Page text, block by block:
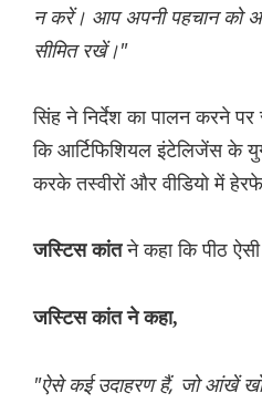
न करें। आप अपनी पहचान को
सीमित रखें।"
सिंह ने निर्देश का पालन करने
कि आर्टिफिशियल इंटेलिजेंस के
करके तस्वीरों और वीडियो में
जस्टिस कांतने कहा कि पीठ
जस्टिस कांत ने कहा,
"ऐसे कई उदाहरण हैं, जो आंखें